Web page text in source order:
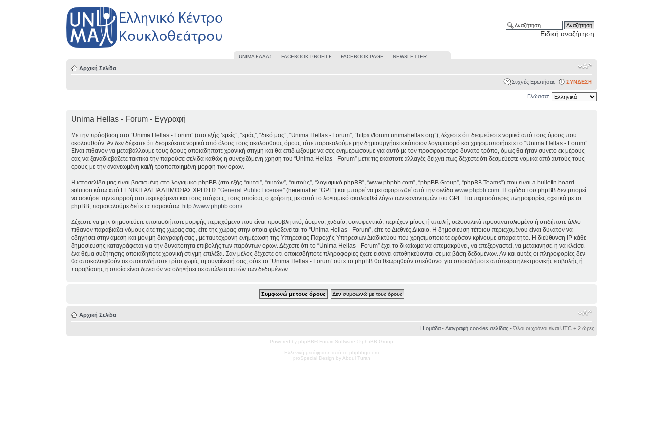
Ειδική αναζήτηση
UΝΙΜΑ ΕΛΛΑΣ FACEBOOK PROFILE FACEBOOK PAGE NEWSLETTER
Αρχική Σελίδα
Συχνές Ερωτήσεις ΣΥΝΔΕΣΗ
Γλώσσα:
Unima Hellas - Forum - Εγγραφή
Με την πρόσβαση στο “Unima Hellas - Forum” (στο εξής “εμείς”, “εμάς”, “δικό μας”, “Unima Hellas - Forum”, “https://forum.unimahellas.org”), δέχεστε ότι δεσμεύεστε νομικά από τους όρους που
ακολουθούν. Αν δεν δέχεστε ότι δεσμεύεστε νομικά από όλους τους ακόλουθους όρους τότε παρακαλούμε μην δημιουργήσετε κάποιον λογαριασμό και χρησιμοποιήσετε το “Unima Hellas - Forum”.
Είναι πιθανόν να μεταβάλλουμε τους όρους οποιαδήποτε χρονική στιγμή και θα επιδιώξουμε να σας ενημερώσουμε για αυτό με τον προσφορότερο δυνατό τρόπο, όμως θα ήταν συνετό εκ μέρους
σας να ξαναδιαβάζετε τακτικά την παρούσα σελίδα καθώς η συνεχιζόμενη χρήση του “Unima Hellas - Forum” μετά τις εκάστοτε αλλαγές δείχνει πως δέχεστε ότι δεσμεύεστε νομικά από αυτούς τους
όρους με την ανανεωμένη και/ή τροποποιημένη μορφή των όρων.
Η ιστοσελίδα μας είναι βασισμένη στο λογισμικό phpBB (στο εξής “αυτοί”, “αυτών”, “αυτούς”, “λογισμικό phpBB”, “www.phpbb.com”, “phpBB Group”, “phpBB Teams”) που είναι a bulletin board
solution κάτω από ΓΕΝΙΚΗ ΑΔΕΙΑ ΔΗΜΟΣΙΑΣ ΧΡΗΣΗΣ “General Public License” (hereinafter “GPL”) και μπορεί να μεταφορτωθεί από την σελίδαwww.phpbb.com . Η ομάδα του phpBB δεν μπορεί
να ασκήσει την επιρροή στο περιεχόμενο και τους στόχους, τους οποίους ο χρήστης με αυτό το λογισμικό ακολουθεί λόγω των κανονισμών του GPL. Για περισσότερες πληροφορίες σχετικά με το
phpBB, παρακαλούμε δείτε τα παρακάτω:http://www.phpbb.com/.
Δέχεστε να μην δημοσιεύετε οποιασδήποτε μορφής περιεχόμενο που είναι προσβλητικό, άσεμνο, χυδαίο, συκοφαντικό, περιέχον μίσος ή απειλή, σεξουαλικά προσανατολισμένο ή οτιδήποτε άλλο
πιθανόν παραβιάζει νόμους είτε της χώρας σας, είτε της χώρας στην οποία φιλοξενείται το “Unima Hellas - Forum”, είτε το Διεθνές Δίκαιο. Η δημοσίευση τέτοιου περιεχομένου είναι δυνατόν να
οδηγήσει στην άμεση και μόνιμη διαγραφή σας , με ταυτόχρονη ενημέρωση της Υπηρεσίας Παροχής Υπηρεσιών Διαδικτύου που χρησιμοποιείτε εφόσον κρίνουμε απαραίτητο. Η διεύθυνση IP κάθε
δημοσίευσης καταγράφεται για την δυνατότητα επιβολής των παρόντων όρων. Δέχεστε ότι το “Unima Hellas - Forum” έχει το δικαίωμα να απομακρύνει, να επεξεργαστεί, να μετακινήσει ή να κλείσει
ένα θέμα συζήτησης οποιαδήποτε χρονική στιγμή επιλέξει. Σαν μέλος δέχεστε ότι οποιεσδήποτε πληροφορίες έχετε εισάγει αποθηκεύονται σε μια βάση δεδομένων. Αν και αυτές οι πληροφορίες δεν
θα αποκαλυφθούν σε οποιονδήποτε τρίτο χωρίς τη συναίνεσή σας, ούτε το “Unima Hellas - Forum” ούτε το phpBB θα θεωρηθούν υπεύθυνοι για οποιαδήποτε απόπειρα ηλεκτρονικής εισβολής ή
παραβίασης η οποία είναι δυνατόν να οδηγήσει σε απώλεια αυτών των δεδομένων.
Αρχική Σελίδα
Η ομάδα• Διαγραφή cookies σελίδας• Όλοι οι χρόνοι είναι UTC + 2 ώρες
Powered by phpBB® Forum Software © phpBB Group
Ελληνική μετάφραση από το phpbbgr.com
proSpecial Design by Abdul Turan